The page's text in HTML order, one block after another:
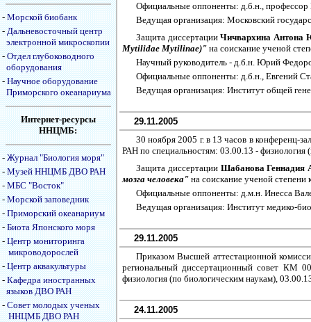
-Морской биобанк
-Дальневосточный центр
электронной микроскопии
-Отдел глубоководного
оборудования
-Научное оборудование
Приморского океанариума
Интернет-ресурсы
ННЦМБ:
-Журнал "Биология моря"
-Музей ННЦМБ ДВО РАН
-МБС "Восток"
-Морской заповедник
-Приморский океанариум
-Биота Японского моря
-Центр мониторинга
микроводорослей
-Центр аквакультуры
-Кафедра иностранных
языков ДВО РАН
-Совет молодых ученых
ННЦМБ ДВО РАН
Официальные оппоненты: д.б.н., профессор
Ведущая организация: Московский
Защита диссертацииЧичвархина Антона
Mytilidae Mytilinae)" на соискание ученой
Научный руководитель - д.б.н. Юрий
Официальные оппоненты: д.б.н., Евгений
Ведущая организация: Институт общей
29.11.2005
30 ноября 2005 г. в 13 часов в
РАН по специальностям: 03.00.13 - физиология
Защита диссертации Шабанова Геннадия
мозга человека" на соискание ученой степени
Официальные оппоненты: д.м.н. Инесса
Ведущая организация: Институт медико-
29.11.2005
Приказом Высшей аттестационной
региональный диссертационный совет КМ
физиология (по биологическим наукам),
24.11.2005